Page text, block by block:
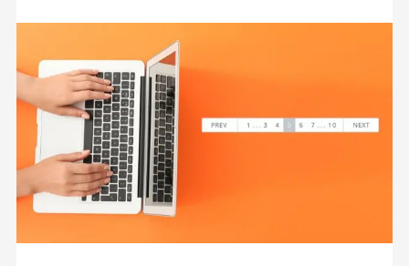
ページネーションを効果的に実装するポイント
サイト下部に設置する
表示するページは5ページ以内にする
最後に飛べるボタンを設置する
各ページにある程度のコンテンツを入れる
分かりやすく表示する